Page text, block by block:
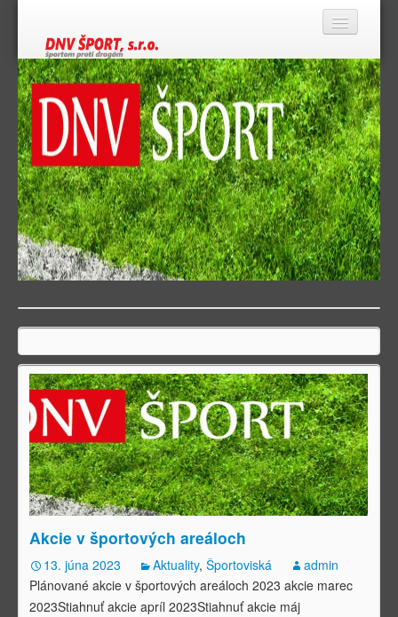
Domov
O nás
Športoviská
Športové kluby v DNV
Zverejňovanie podľa 211/2000
Kontakt
Akcie v športových areáloch
13. júna 2023 Aktuality, Športoviská
admin
Plánované akcie v športových areáloch 2023 akcie marec
2023Stiahnuť akcie apríl 2023Stiahnuť akcie máj